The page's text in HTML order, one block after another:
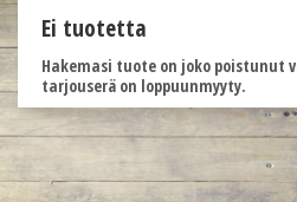
Ei tuotetta
Hakemasi tuote on joko poistunut
tarjouserä on loppuunmyyty.